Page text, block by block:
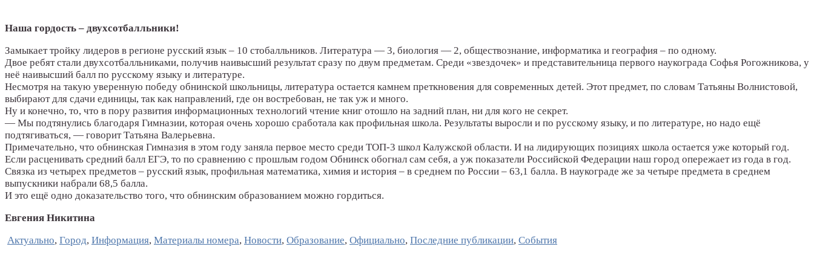
Наша гордость – двухсотбалльники!
Замыкает тройку лидеров в регионе русский язык – 10 стобалльников. Литература — 3, биология — 2, обществознание, информатика и география – по одному.
Двое ребят стали двухсотбалльниками, получив наивысший результат сразу по двум предметам. Среди «звездочек» и представительница первого наукограда Софья Рогожникова, у
неё наивысший балл по русскому языку и литературе.
Несмотря на такую уверенную победу обнинской школьницы, литература остается камнем преткновения для современных детей. Этот предмет, по словам Татьяны Волнистовой,
выбирают для сдачи единицы, так как направлений, где он востребован, не так уж и много.
Ну и конечно, то, что в пору развития информационных технологий чтение книг отошло на задний план, ни для кого не секрет.
— Мы подтянулись благодаря Гимназии, которая очень хорошо сработала как профильная школа. Результаты выросли и по русскому языку, и по литературе, но надо ещё
подтягиваться, — говорит Татьяна Валерьевна.
Примечательно, что обнинская Гимназия в этом году заняла первое место среди ТОП-3 школ Калужской области. И на лидирующих позициях школа остается уже который год.
Если расценивать средний балл ЕГЭ, то по сравнению с прошлым годом Обнинск обогнал сам себя, а уж показатели Российской Федерации наш город опережает из года в год.
Связка из четырех предметов – русский язык, профильная математика, химия и история – в среднем по России – 63,1 балла. В наукограде же за четыре предмета в среднем
выпускники набрали 68,5 балла.
И это ещё одно доказательство того, что обнинским образованием можно гордиться.
Евгения Никитина
Актуально, Город, Информация, Материалы номера, Новости, Образование, Официально, Последние публикации, События